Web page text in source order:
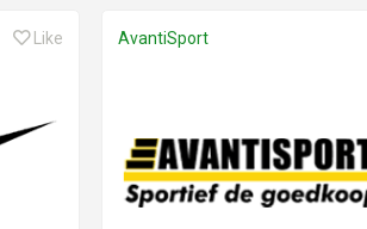
Like AvantiSport